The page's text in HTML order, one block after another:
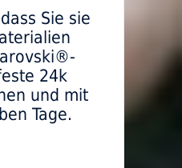
Sie sie
24k
und mit
Tage.